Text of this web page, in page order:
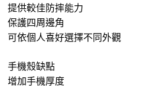
提供較佳防摔能力
保護四周邊角
可依個人喜好選擇不同外觀
手機殼缺點
增加手機厚度